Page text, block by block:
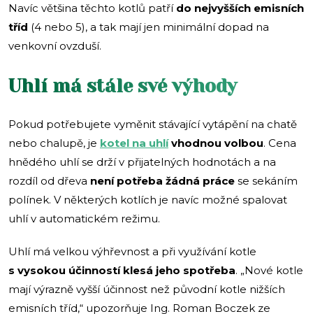
Navíc většina těchto kotlů patří do nejvyšších emisních
tříd (4 nebo 5), a tak mají jen minimální dopad na
venkovní ovzduší.
Uhlí má stále své výhody
Pokud potřebujete vyměnit stávající vytápění na chatě
nebo chalupě, je kotel na uhlívhodnou volbou. Cena
hnědého uhlí se drží v přijatelných hodnotách a na
rozdíl od dřeva není potřeba žádná práce se sekáním
polínek. V některých kotlích je navíc možné spalovat
uhlí v automatickém režimu.
Uhlí má velkou výhřevnost a při využívání kotle
s vysokou účinností klesá jeho spotřeba. „Nové kotle
mají výrazně vyšší účinnost než původní kotle nižších
emisních tříd,“ upozorňuje Ing. Roman Boczek ze